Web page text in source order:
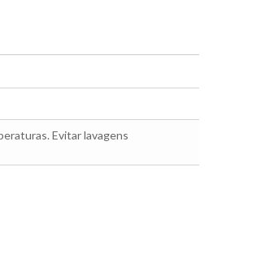
Evitar lavagens